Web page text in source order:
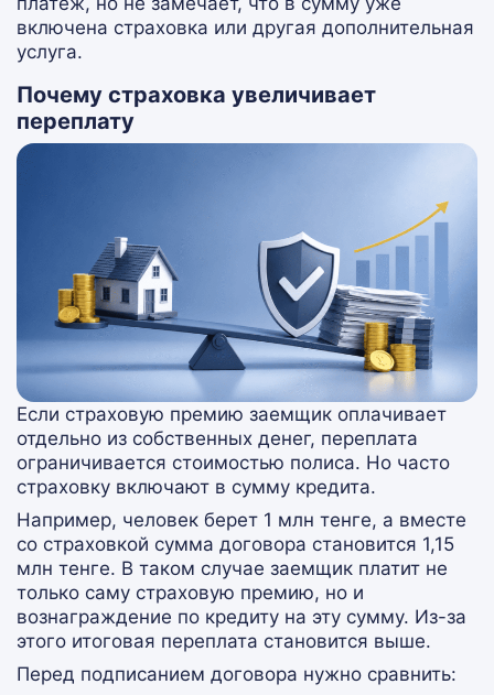
включена страховка или другая дополнительная
услуга.
Почему страховка увеличивает
переплату
Если страховую премию заемщик оплачивает
отдельно из собственных денег, переплата
ограничивается стоимостью полиса. Но часто
страховку включают в сумму кредита.
Например, человек берет 1 млн тенге, а вместе
со страховкой сумма договора становится 1,15
млн тенге. В таком случае заемщик платит не
только саму страховую премию, но и
вознаграждение по кредиту на эту сумму. Из-за
этого итоговая переплата становится выше.
Перед подписанием договора нужно сравнить: